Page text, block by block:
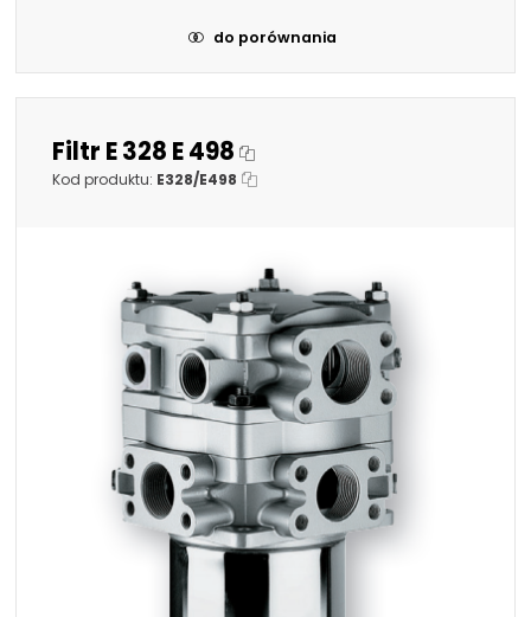
do porównania
Filtr E 328 E 498
Kod produktu: E328/E498